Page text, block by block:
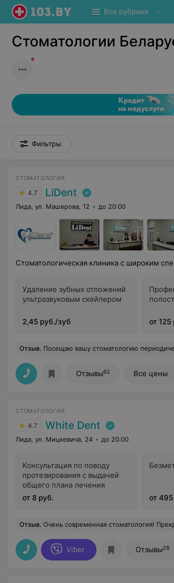
Все рубрики
Стоматологии
Фильтры
СТОМАТОЛОГИЯ
4.7 LiDent
Лида, ул. Машерова, 12 до 20:00
Стоматологическая клиника с широким
Удаление зубных отложений
ультразвуковым скейлером
2,45 руб./зуб от 125
Отзыв. Посещаю вашу стоматологию периодически и всегда все на самом высоком уровне. Отдельно хочу выразить
Отзывы62 Все цены
СТОМАТОЛОГИЯ
4.7 White Dent
Лида, ул. Мицкевича, 24 до 20:00
Консультация по поводу
протезирования с выдачей
общего плана лечения
от 8 руб.
от
Отзыв. Очень современная стоматология! Прекрасные
Viber Отзывы28